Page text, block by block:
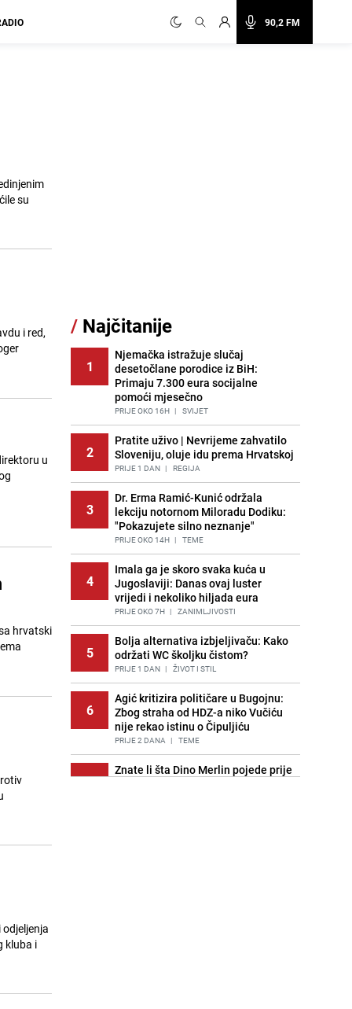
90,2 FM
su
i red,
u
hrvatski
kluba i
/ Najčitanije
1
Njemačka istražuje slučaj
desetočlane porodice iz BiH:
Primaju 7.300 eura socijalne
pomoći mjesečno
PRIJE OKO 16H | SVIJET
2
Pratite uživo | Nevrijeme zahvatilo
Sloveniju, oluje idu prema Hrvatskoj
PRIJE 1 DAN | REGIJA
3
Dr. Erma Ramić-Kunić održala
lekciju notornom Miloradu Dodiku:
"Pokazujete silno neznanje"
PRIJE OKO 14H | TEME
4
Imala ga je skoro svaka kuća u
Jugoslaviji: Danas ovaj luster
vrijedi i nekoliko hiljada eura
PRIJE OKO 7H | ZANIMLJIVOSTI
5
Bolja alternativa izbjeljivaču: Kako
održati WC školjku čistom?
PRIJE 1 DAN | ŽIVOT I STIL
6
Agić kritizira političare u Bugojnu:
Zbog straha od HDZ-a niko Vučiću
nije rekao istinu o Čipuljiću
PRIJE 2 DANA | TEME
7
Znate li šta Dino Merlin pojede prije